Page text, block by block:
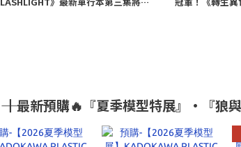
下城 (1)》
―― ┃最新預購🔥『夏季模型特展』•『狼